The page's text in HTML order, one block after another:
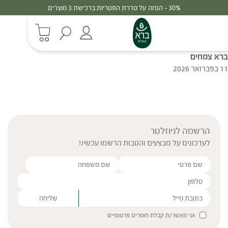
30% - הנחה על סדרת הפטריות ברכישת 3 מוצרים
ברא צמחים
11 בפברואר 2026
הרשמה לניוזלטר
לעדכונים על מבצעים והטבות הרשמו עכשיו!
Please leave this field empty.
אני מאשר/ת קבלת חומרים פרסומיים